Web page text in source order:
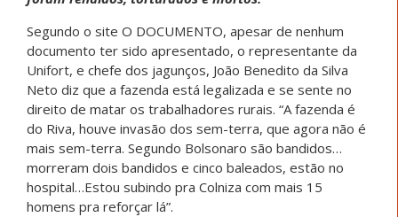
Segundo o site O DOCUMENTO, apesar de nenhum
documento ter sido apresentado, o representante da
Unifort, e chefe dos jagunços, João Benedito da Silva
Neto diz que a fazenda está legalizada e se sente no
direito de matar os trabalhadores rurais. “A fazenda é
do Riva, houve invasão dos sem-terra, que agora não é
mais sem-terra. Segundo Bolsonaro são bandidos…
morreram dois bandidos e cinco baleados, estão no
hospital…Estou subindo pra Colniza com mais 15
homens pra reforçar lá”.